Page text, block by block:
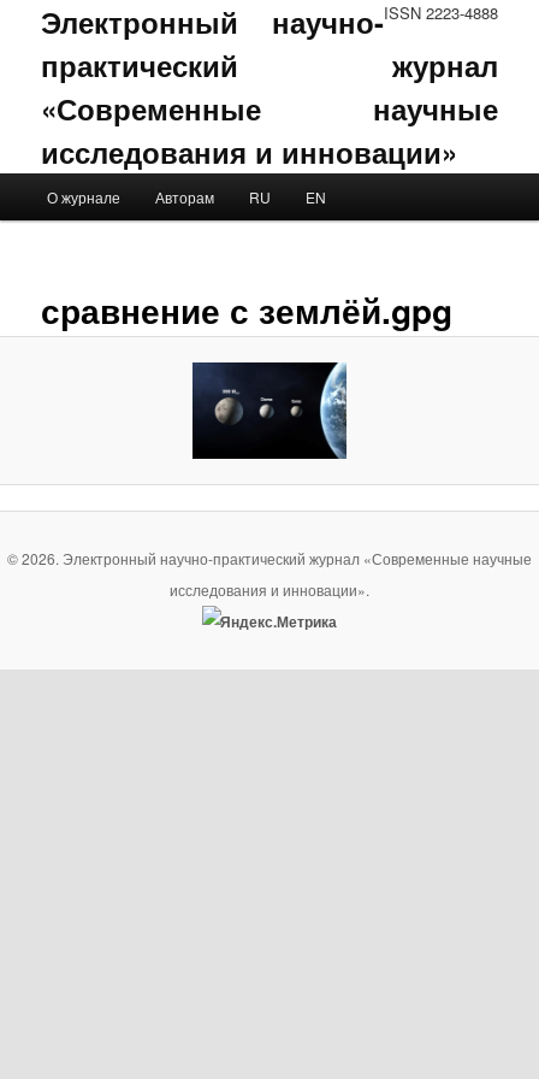
ISSN 2223-4888
Электронный научно-
практический журнал
«Современные научные
исследования и инновации»
Skip to primary content
Skip to secondary content
О журнале Авторам RU EN
сравнение с землёй.gpg
© 2026. Электронный научно-практический журнал «Современные научные
исследования и инновации».